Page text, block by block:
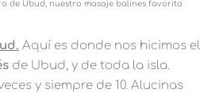
de Ubud, nuestro masaje balines favorito
Aquí es donde nos hicimos el
de Ubud, y de toda la isla.
y siempre de 10. Alucinas